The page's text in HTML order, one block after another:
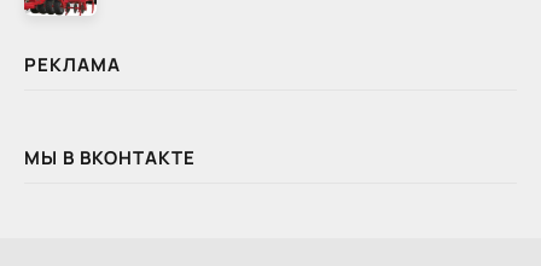
РЕКЛАМА
МЫ В ВКОНТАКТЕ